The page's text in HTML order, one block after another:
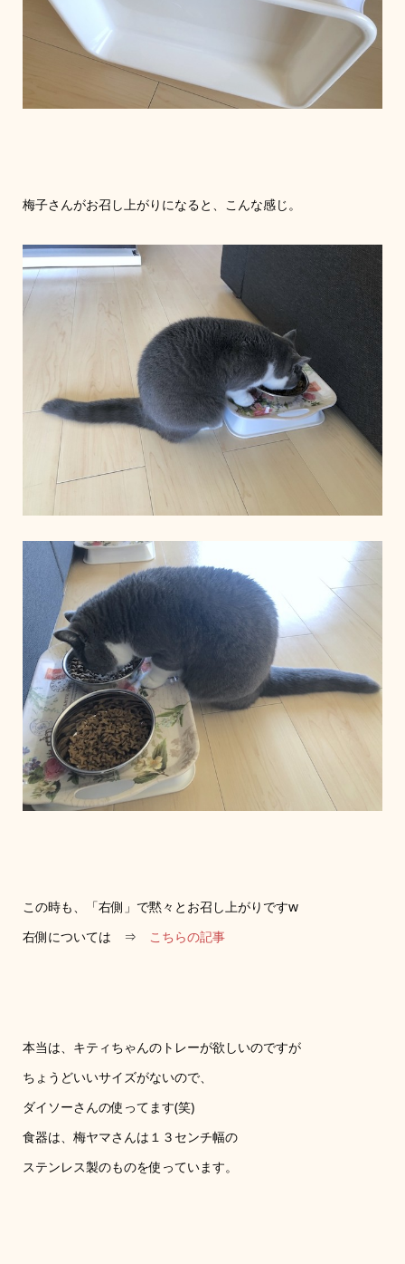
梅子さんがお召し上がりになると、こんな感じ。
この時も、「右側」で黙々とお召し上がりですw
右側については ⇒ こちらの記事
本当は、キティちゃんのトレーが欲しいのですが
ちょうどいいサイズがないので、
ダイソーさんの使ってます(笑)
食器は、梅ヤマさんは１３センチ幅の
ステンレス製のものを使っています。